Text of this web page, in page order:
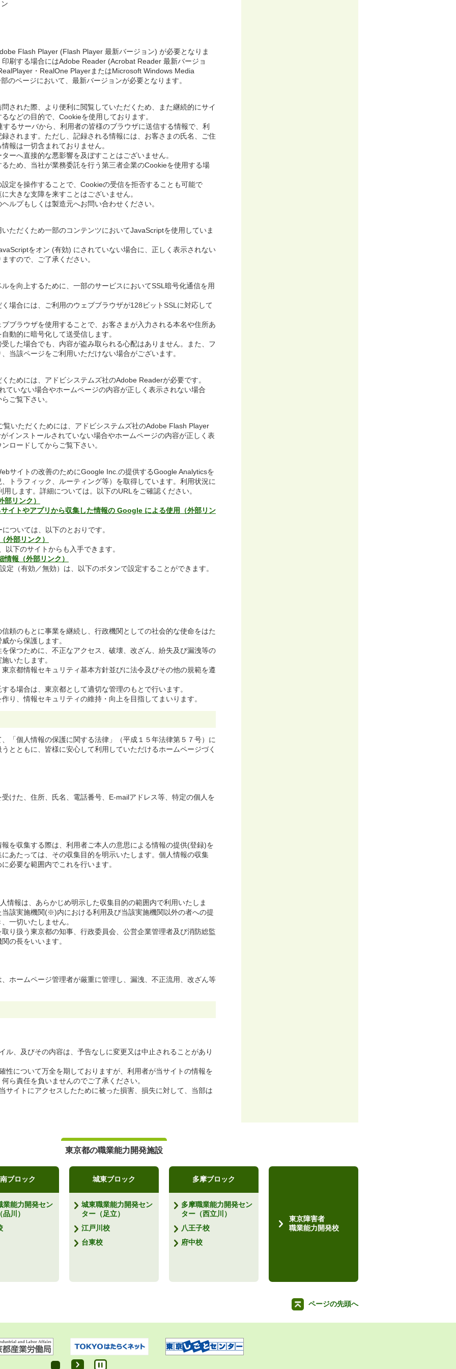
Flash Player (Flash Player 最新バージョン) が必要となりま
刷する場合にはAdobe Reader (Acrobat Reader 最新バージョ
・RealOne PlayerまたはMicrosoft Windows Media
のページにおいて、最新バージョンが必要となります。
された際、より便利に閲覧していただくため、また継続的にサイ
などの目的で、Cookieを使用しております。
るサーバから、利用者の皆様のブラウザに送信する情報で、利
されます。ただし、記録される情報には、お客さまの氏名、ご住
報は一切含まれておりません。
ーへ直接的な悪影響を及ぼすことはございません。
ため、当社が業務委託を行う第三者企業のCookieを使用する場
定を操作することで、Cookieの受信を拒否することも可能で
大きな支障を来すことはございません。
ルプもしくは製造元へお問い合わせください。
ただくため一部のコンテンツにおいてJavaScriptを使用していま
をオン (有効) にされていない場合に、正しく表示されない
すので、ご了承ください。
を向上するために、一部のサービスにおいてSSL暗号化通信を用
場合には、ご利用のウェブブラウザが128ビットSSLに対応して
ブラウザを使用することで、お客さまが入力される本名や住所あ
動的に暗号化して送受信します。
した場合でも、内容が盗み取られる心配はありません。また、フ
当該ページをご利用いただけない場合がございます。
ためには、アドビシステムズ社のAdobe Readerが必要です。
ていない場合やホームページの内容が正しく表示されない場合
ご覧下さい。
覧いただくためには、アドビシステムズ社のAdobe Flash Player
インストールされていない場合やホームページの内容が正しく表
ロードしてからご覧下さい。
サイトの改善のためにGoogle Inc.の提供するGoogle Analyticsを
トラフィック、ルーティング等）を取得しています。利用状況に
します。詳細については。以下のURLをご確認ください。
リンク）
イトやアプリから収集した情報の Google による使用（外部リン
ついては、以下のとおりです。
外部リンク）
下のサイトからも入手できます。
報（外部リンク）
定（有効／無効）は、以下のボタンで設定することができます。
頼のもとに事業を継続し、行政機関としての社会的な使命をはた
から保護します。
保つために、不正なアクセス、破壊、改ざん、紛失及び漏洩等の
いたします。
京都情報セキュリティ基本方針並びに法令及びその他の規範を遵
る場合は、東京都として適切な管理のもとで行います。
り、情報セキュリティの維持・向上を目指してまいります。
「個人情報の保護に関する法律」（平成１５年法律第５７号）に
とともに、皆様に安心して利用していただけるホームページづく
けた、住所、氏名、電話番号、E-mailアドレス等、特定の個人を
を収集する際は、利用者ご本人の意思による情報の提供(登録)を
あたっては、その収集目的を明示いたします。個人情報の収集
必要な範囲内でこれを行います。
情報は、あらかじめ明示した収集目的の範囲内で利用いたしま
該実施機関(※)内における利用及び当該実施機関以外の者への提
一切いたしません。
り扱う東京都の知事、行政委員会、公営企業管理者及び消防総監
の長をいいます。
ホームページ管理者が厳重に管理し、漏洩、不正流用、改ざん等
ル、及びその内容は、予告なしに変更又は中止されることがあり
性について万全を期しておりますが、利用者が当サイトの情報を
ら責任を負いませんのでご了承ください。
サイトにアクセスしたために被った損害、損失に対して、当部は
東京都の職業能力開発施設
ブロック
業能力開発セン
川）
城東ブロック
城東職業能力開発セン
ター（足立）
江戸川校
台東校
多摩ブロック
多摩職業能力開発セン
ター（西立川）
八王子校
府中校
東京障害者
職業能力開発校
ページの先頭へ